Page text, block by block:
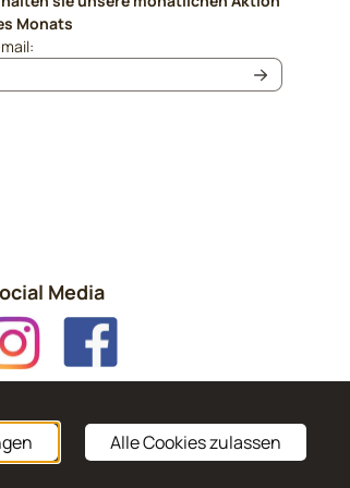
Monats
Geben Sie Ihre E-Mail-Adresse für den
Media
Alle Cookies zulassen